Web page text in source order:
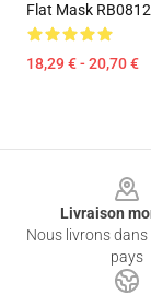
Flat Mask RB0812
18,29 € - 20,70 €
Livraison
Nous livrons dans
pays